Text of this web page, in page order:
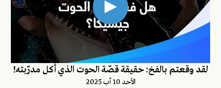
لقد وقعتم بالفخ: حقيقة قصّة الحوت الذي أكل مدرّبته!
اﻷحد 10 آب 2025